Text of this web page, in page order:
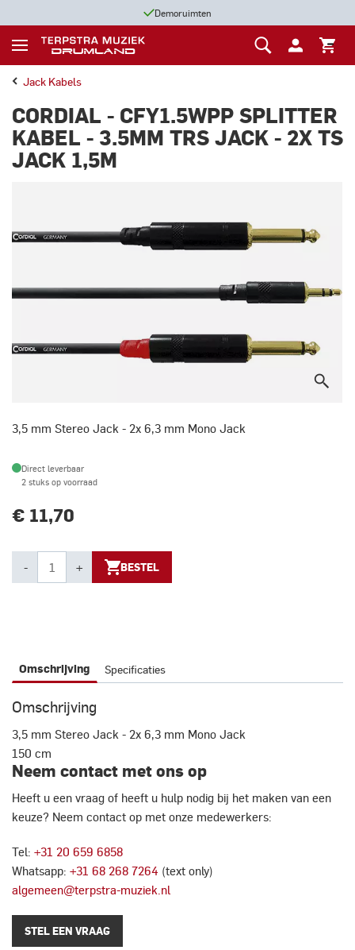
Demoruimten
Jack Kabels
CORDIAL - CFY1.5WPP SPLITTER
KABEL - 3.5MM TRS JACK - 2X TS
JACK 1,5M
3,5 mm Stereo Jack - 2x 6,3 mm Mono Jack
Direct leverbaar
2 stuks op voorraad
€ 11,70
- + BESTEL
Omschrijving Specificaties
Omschrijving
3,5 mm Stereo Jack - 2x 6,3 mm Mono Jack
150 cm
Neem contact met ons op
Heeft u een vraag of heeft u hulp nodig bij het maken van een
keuze? Neem contact op met onze medewerkers:
Tel: +31 20 659 6858
Whatsapp: +31 68 268 7264 (text only)
algemeen@terpstra-muziek.nl
STEL EEN VRAAG